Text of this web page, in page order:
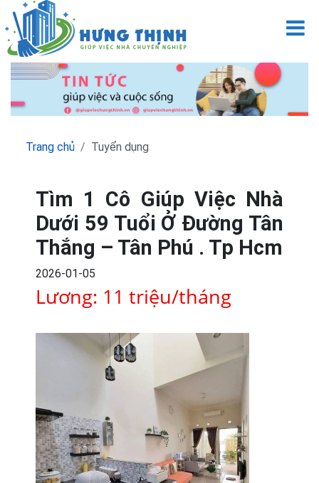
Trang chủ Tuyển dụng
Tìm 1 Cô Giúp Việc Nhà
Dưới 59 Tuổi Ở Đường Tân
Thắng – Tân Phú . Tp Hcm
2026-01-05
Lương: 11 triệu/tháng